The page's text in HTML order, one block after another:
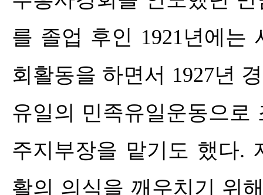
를 졸업 후인 1921년에는
회활동을 하면서 1927년
유일의 민족유일운동으로
주지부장을 맡기도 했다.
활의 의식을 깨우치기 위